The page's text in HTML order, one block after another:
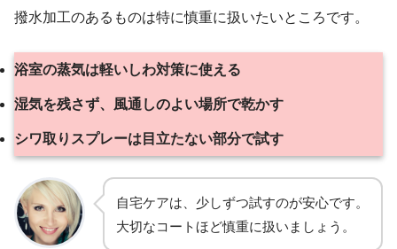
撥水加工のあるものは特に慎重に扱いたいところです。
浴室の蒸気は軽いしわ対策に使える
湿気を残さず、風通しのよい場所で乾かす
シワ取りスプレーは目立たない部分で試す
自宅ケアは、少しずつ試すのが安心です。
大切なコートほど慎重に扱いましょう。